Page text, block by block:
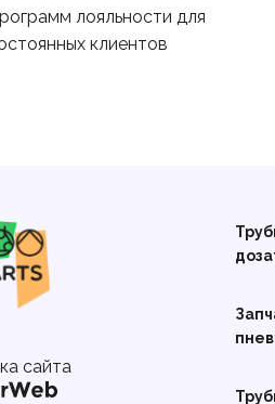
лояльности для
клиентов
сайта